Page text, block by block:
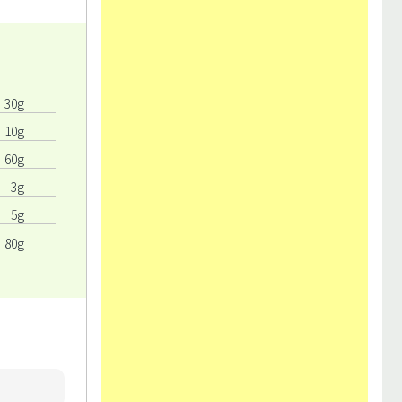
30g
10g
60g
3g
5g
80g